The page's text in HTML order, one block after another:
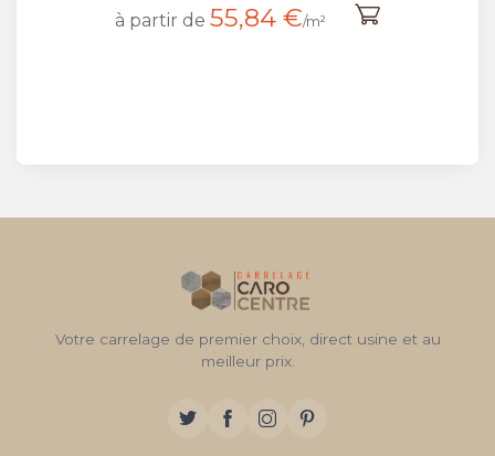
à partir de 33,55 €
Votre carrelage de premier choix, direct usine et au
meilleur prix.